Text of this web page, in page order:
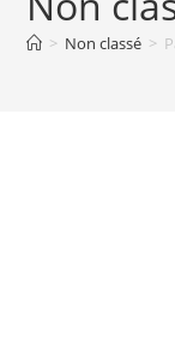
> Non classé >